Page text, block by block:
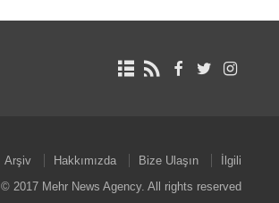
Arşiv Hakkımızda Bize Ulaşın
İlgili
© 2017 Mehr News Agency. All rights reserved